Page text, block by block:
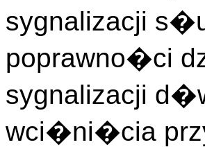
sygnalizacji
poprawno�ci
sygnalizacji
wci�ni�cia